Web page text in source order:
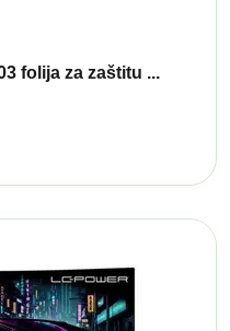
folija za zaštitu ...